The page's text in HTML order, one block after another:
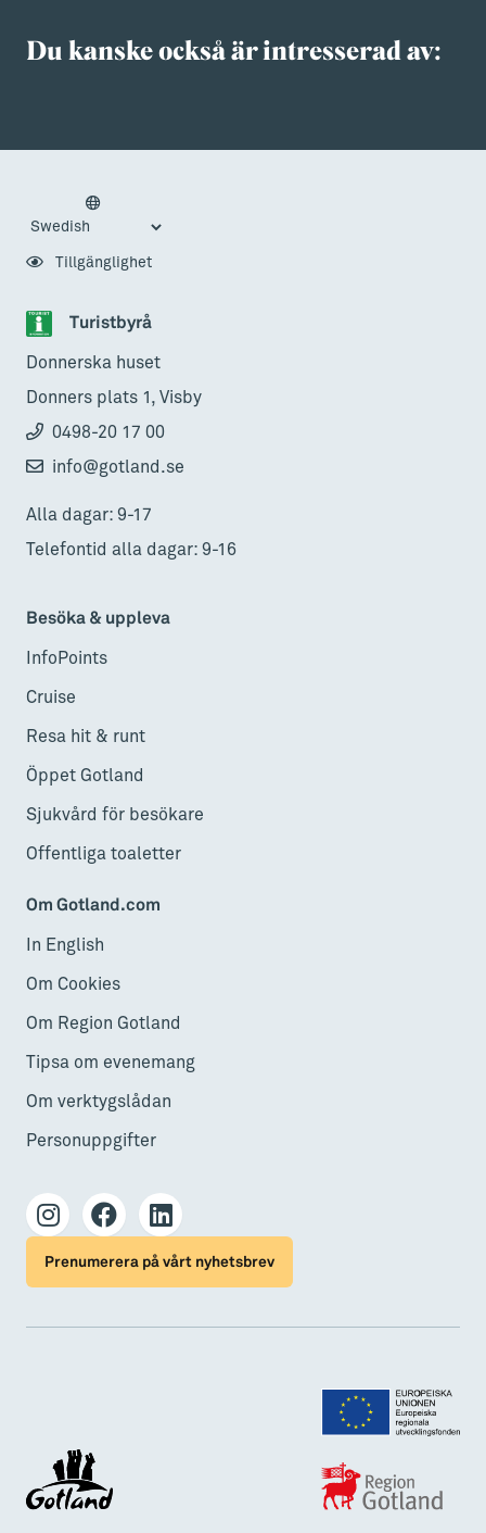
Du kanske också är intresserad av:
Turistbyrå
Donnerska huset
Donners plats 1, Visby
0498-20 17 00
info@gotland.se
Alla dagar: 9-17
Telefontid alla dagar: 9-16
Besöka & uppleva
InfoPoints
Cruise
Resa hit & runt
Öppet Gotland
Sjukvård för besökare
Offentliga toaletter
Om Gotland.com
In English
Om Cookies
Om Region Gotland
Tipsa om evenemang
Om verktygslådan
Personuppgifter
Tillgänglighet
Prenumerera på vårt nyhetsbrev